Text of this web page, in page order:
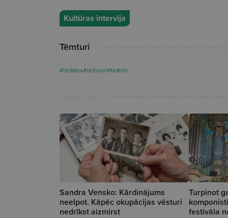
Kultūras intervija
Tēmturi
#izrādes#režisori#teātris
Sandra Vensko: Kārdinājums
neelpot. Kāpēc okupācijas vēsturi
nedrīkst aizmirst
Turpinot
festivāla